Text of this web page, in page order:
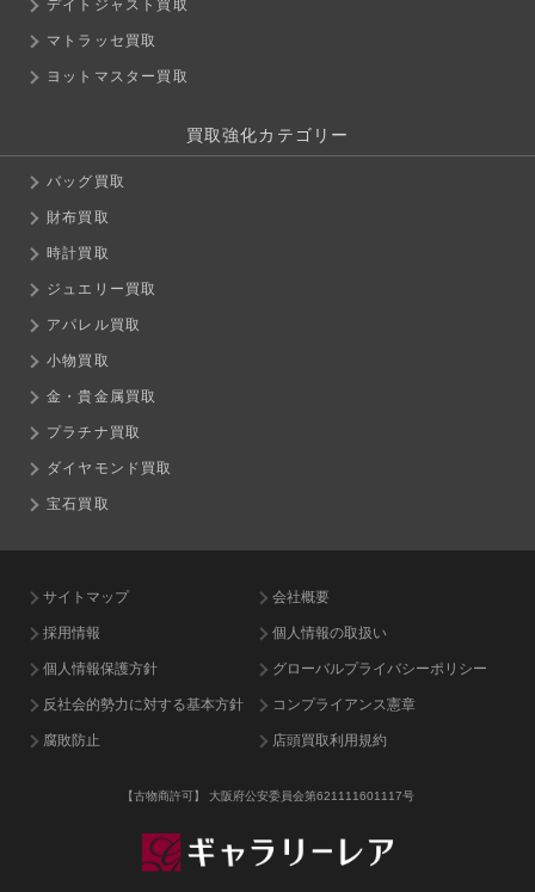
デイトジャスト買取
マトラッセ買取
ヨットマスター買取
買取強化カテゴリー
バッグ買取
財布買取
時計買取
ジュエリー買取
アパレル買取
小物買取
金・貴金属買取
プラチナ買取
ダイヤモンド買取
宝石買取
サイトマップ 会社概要
採用情報 個人情報の取扱い
個人情報保護方針 グローバルプライバシーポリシー
反社会的勢力に対する基本方針 コンプライアンス憲章
腐敗防止 店頭買取利用規約
【古物商許可】 大阪府公安委員会第621111601117号